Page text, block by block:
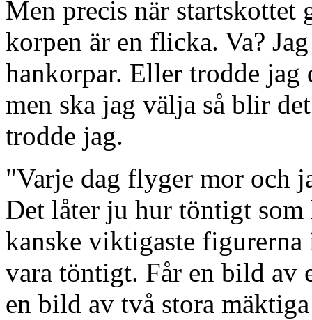
Men precis när startskottet
korpen är en flicka. Va?
hankorpar. Eller trodde jag
men ska jag välja så blir
trodde jag.
"Varje dag flyger mor och
Det låter ju hur töntigt
kanske viktigaste
vara töntigt. Får en bild av
en bild av två stora